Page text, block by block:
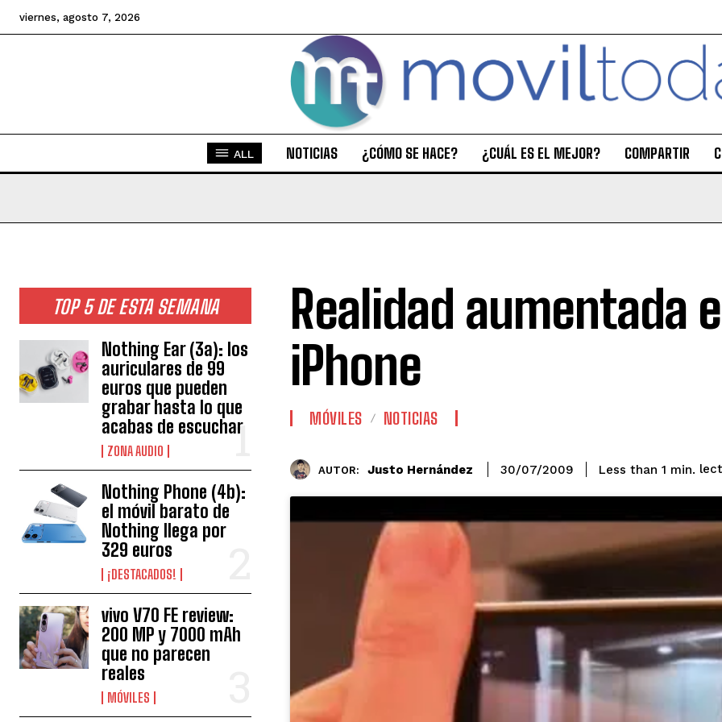
viernes, agosto 7, 2026
ALL NOTICIAS ¿CÓMO SE HACE? ¿CUÁL ES EL MEJOR? COMPARTIR
TOP 5 DE ESTA SEMANA
Nothing Ear (3a): los
auriculares de 99
euros que pueden
grabar hasta lo que
acabas de escuchar
ZONA AUDIO
Nothing Phone (4b):
el móvil barato de
Nothing llega por
329 euros
¡DESTACADOS!
vivo V70 FE review:
200 MP y 7000 mAh
que no parecen
reales
MÓVILES
Realidad aumentada
iPhone
MÓVILES NOTICIAS
AUTOR: Justo Hernández 30/07/2009 Less than 1 min.